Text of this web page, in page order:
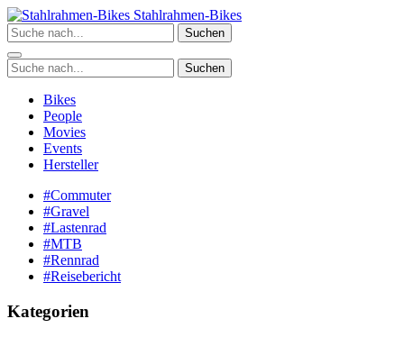
Zum
Inhalt
springen
Stahlrahmen-Bikes
Suchen
Suchen
Bikes
People
Movies
Events
Hersteller
#Commuter
#Gravel
#Lastenrad
#MTB
#Rennrad
#Reisebericht
Kategorien